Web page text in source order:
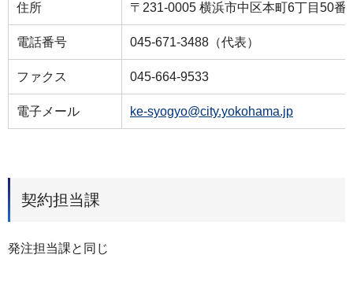
住所 〒231-0005 横浜市中区本町6丁目50番
電話番号 045-671-3488（代表）
ファクス 045-664-9533
電子メール ke-syogyo@city.yokohama.jp
契約担当課
発注担当課と同じ